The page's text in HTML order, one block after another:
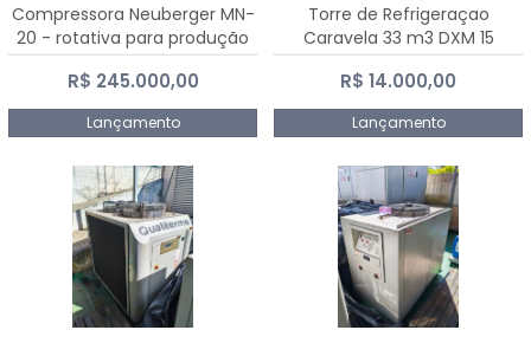
Compressora Neuberger MN-
20 - rotativa para produção
de comprimidos
R$ 245.000,00
Lançamento
Torre de Refrigeraçao
Caravela 33 m3 DXM 15
R$ 14.000,00
Lançamento